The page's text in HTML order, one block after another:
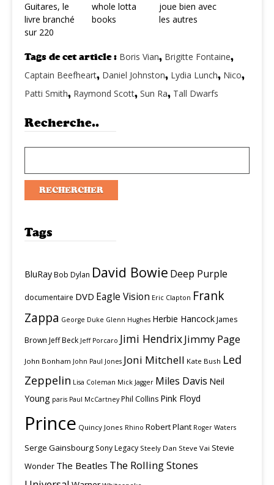
Guitares, le
livre branché
sur 220
whole lotta
books
joue bien avec
les autres
Tags de cet article : Boris Vian, Brigitte Fontaine,
Captain Beefheart, Daniel Johnston, Lydia Lunch, Nico,
Patti Smith, Raymond Scott, Sun Ra, Tall Dwarfs
Recherche..
Tags
BluRayBob Dylan David Bowie Deep Purple
documentaire DVD Eagle Vision Eric Clapton Frank
Zappa George Duke Glenn Hughes Herbie HancockJames
Brown Jeff Beck Jeff Porcaro Jimi HendrixJimmy Page
John Bonham John Paul Jones Joni Mitchell Kate Bush Led
Zeppelin Lisa Coleman Mick Jagger Miles Davis Neil
Young paris Paul McCartney Phil Collins Pink Floyd
Prince Quincy Jones Rhino Robert Plant Roger Waters
Serge Gainsbourg Sony Legacy Steely Dan Steve Vai Stevie
Wonder The Beatles The Rolling Stones